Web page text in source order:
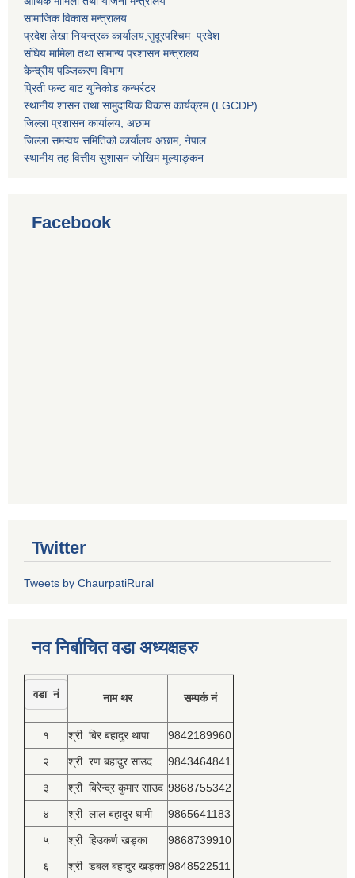
सामाजिक विकास मन्त्रालय
प्रदेश लेखा नियन्त्रक कार्यालय,सुदूरपश्चिम प्रदेश
संघिय मामिला तथा सामान्य प्रशासन मन्त्रालय
केन्द्रीय पञ्जिकरण विभाग
प्रिती फन्ट बाट युनिकोड कन्भर्रटर
स्थानीय शासन तथा सामुदायिक विकास कार्यक्रम (LGCDP)
जिल्ला प्रशासन कार्यालय, अछाम
जिल्ला समन्वय समितिको कार्यालय अछाम, नेपाल
स्थानीय तह वित्तीय सुशासन जोखिम मूल्याङ्कन
Facebook
Twitter
Tweets by ChaurpatiRural
नव निर्बाचित वडा अध्यक्षहरु
वडा नं नाम थर सम्पर्क नं
१ श्री बिर बहादुर थापा 9842189960
२ श्री रण बहादुर साउद 9843464841
३ श्री बिरेन्द्र कुमार साउद 9868755342
४ श्री लाल बहादुर धामी 9865641183
५ श्री हिउकर्ण खड्का 9868739910
६ श्री डबल बहादुर खड्का 9848522511